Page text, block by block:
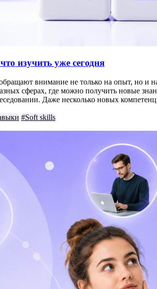
изучить уже сегодня
внимание не только на опыт, но и
сферах, где можно получить новые
Даже несколько новых
#Soft skills